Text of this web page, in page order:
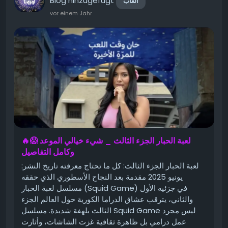
vor einem Jahr
🔥😱 لعبة الحبار الجزء الثالث _ شيء خيالي الموعد
وكامل التفاصيل
لعبة الحبار الجزء الثالث: كل ما تحتاج معرفته تاريخ النشر:
يونيو 2025 مقدمة بعد النجاح الأسطوري الذي حققه
مسلسل لعبة الحبار (Squid Game) في جزئيه الأول
والثاني، يترقب عشاق الدراما الكورية حول العالم الجزء
الثالث بلهفة شديدة. مسلسل Squid Game ليس مجرد
عمل درامي بل ظاهرة ثقافية غزت الشاشات، وأثارت